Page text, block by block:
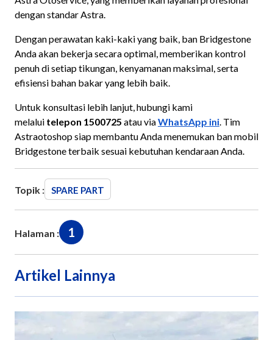
dengan standar Astra.
Dengan perawatan kaki-kaki yang baik, ban Bridgestone
Anda akan bekerja secara optimal, memberikan kontrol
penuh di setiap tikungan, kenyamanan maksimal, serta
efisiensi bahan bakar yang lebih baik.
Untuk konsultasi lebih lanjut, hubungi kami
melalui telepon 1500725 atau viaWhatsApp ini. Tim
Astraotoshop siap membantu Anda menemukan ban mobil
Bridgestone terbaik sesuai kebutuhan kendaraan Anda.
Topik : SPARE PART
Halaman : 1
Artikel Lainnya